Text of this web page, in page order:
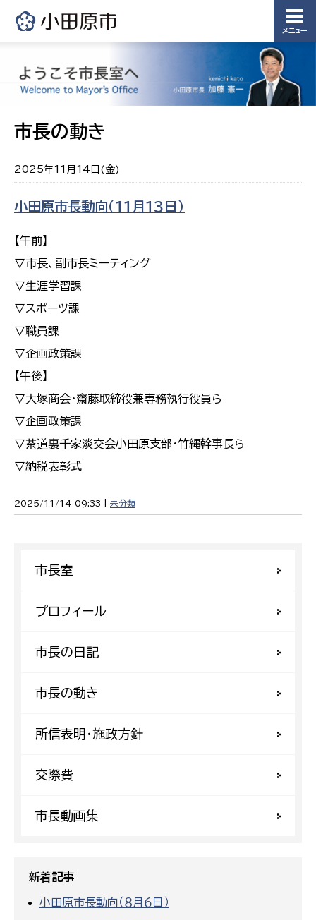
メニュー
市長の動き
2025年11月14日(金)
小田原市長動向（１１月１３日）
【午前】
▽市長、副市長ミーティング
▽生涯学習課
▽スポーツ課
▽職員課
▽企画政策課
【午後】
▽大塚商会・齋藤取締役兼専務執行役員ら
▽企画政策課
▽茶道裏千家淡交会小田原支部・竹縄幹事長ら
▽納税表彰式
2025/11/14 09:33 | 未分類
市長室
プロフィール
市長の日記
市長の動き
所信表明・施政方針
交際費
市長動画集
新着記事
小田原市長動向（８月６日）